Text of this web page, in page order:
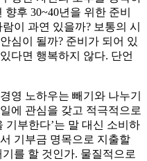
후 30~40년을 위한 준비
이 과연 있을까? 보통의 시
심이 될까? 준비가 되어 있
다면 행복하지 않다. 단언
영 노하우는 빼기와 나누기
에 관심을 갖고 적극적으로
기부한다’는 말 대신 소비하
기부금 명목으로 지출할
를 할 것인가. 물질적으로